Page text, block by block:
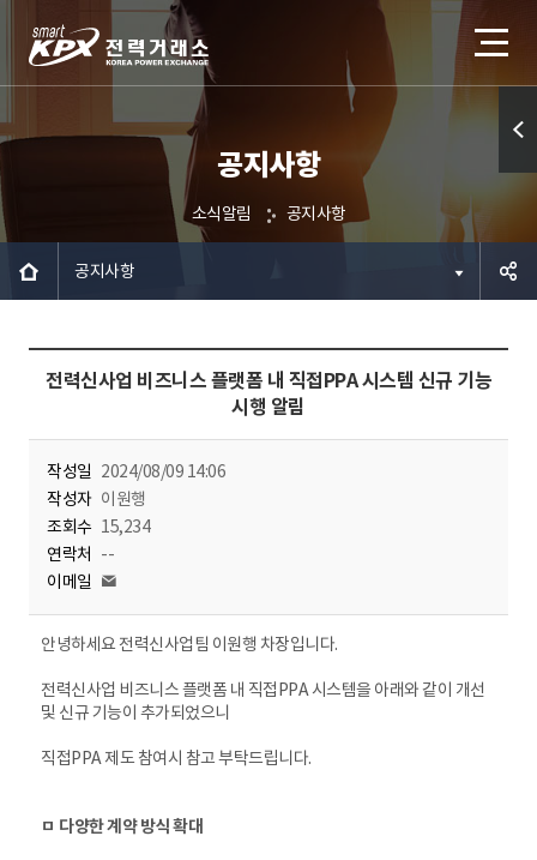
공지사항
소식알림 공지사항
공지사항
기
전력신사업 비즈니스 플랫폼 내 직접PPA 시스템 신규 기능
시행 알림
작성일 2024/08/09 14:06
작성자 이원행
조회수 15,234
연락처 --
이메일
안녕하세요 전력신사업팀 이원행 차장입니다.
전력신사업 비즈니스 플랫폼 내 직접PPA 시스템을 아래와 같이 개선
및 신규 기능이 추가되었으니
직접PPA 제도 참여시 참고 부탁드립니다.
ㅁ 다양한 계약 방식 확대